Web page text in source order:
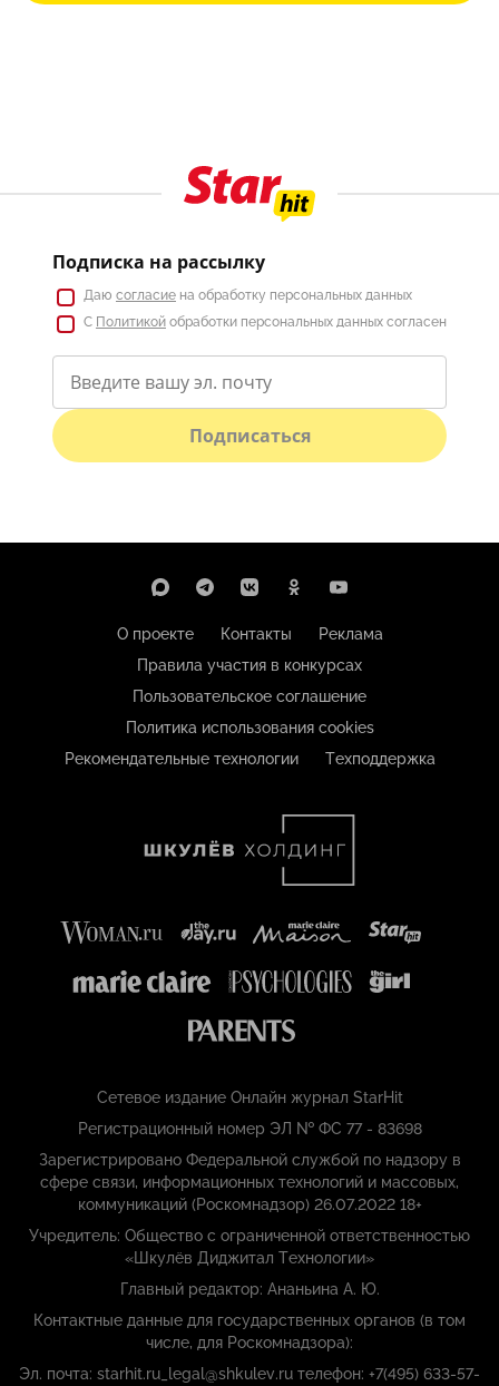
Подписка на рассылку
Даю согласие на обработку персональных данных
С Политикой обработки персональных данных согласен
Подписаться
О проекте Контакты
Реклама
Правила участия в конкурсах
Пользовательское соглашение
Политика использования cookies
Рекомендательные технологии
Техподдержка
Сетевое издание Онлайн журнал StarHit
Регистрационный номер ЭЛ № ФС 77 - 83698
Зарегистрировано Федеральной службой по надзору в
сфере связи, информационных технологий и массовых,
коммуникаций (Роскомнадзор) 26.07.2022 18+
Учредитель: Общество с ограниченной ответственностью
«Шкулёв Диджитал Технологии»
Главный редактор: Ананьина А. Ю.
Контактные данные для государственных органов (в том
числе, для Роскомнадзора):
Эл. почта: starhit.ru_legal@shkulev.ru телефон: +7(495) 633-57-